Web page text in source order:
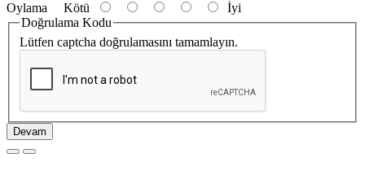
Oylama Kötü
İyi
Doğrulama Kodu
Lütfen captcha doğrulamasını tamamlayın.
Devam